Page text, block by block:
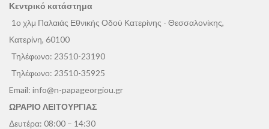
Κεντρικό κατάστημα
1ο χλμ Παλαιάς Εθνικής Οδού Κατερίνης - Θεσσαλονίκης,
Κατερίνη, 60100
Τηλέφωνο: 23510-23190
Τηλέφωνο: 23510-35925
Email: info@n-papageorgiou.gr
ΩΡΑΡΙΟ ΛΕΙΤΟΥΡΓΙΑΣ
Δευτέρα: 08:00 – 14:30